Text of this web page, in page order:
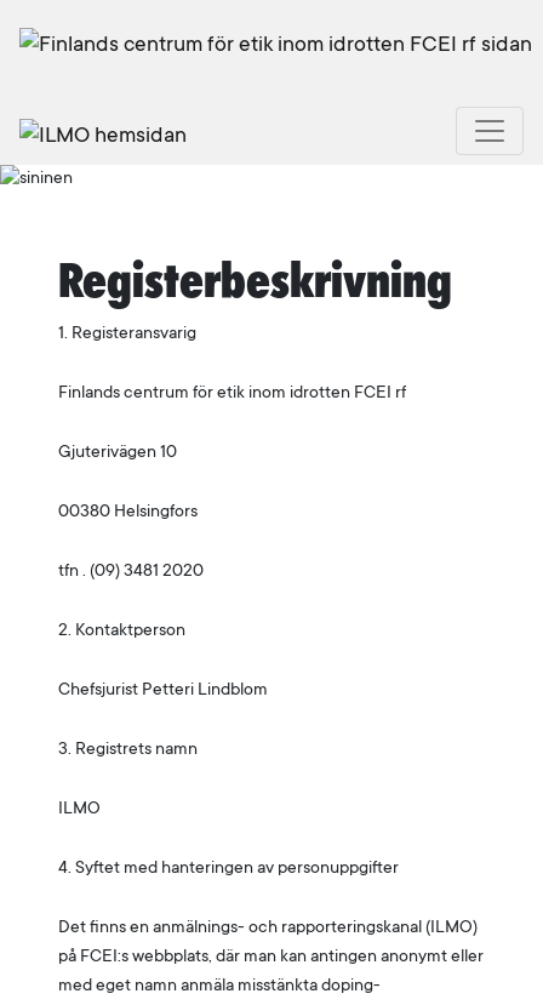
Registerbeskrivning
1. Registeransvarig
Finlands centrum för etik inom idrotten FCEI rf
Gjuterivägen 10
00380 Helsingfors
tfn . (09) 3481 2020
2. Kontaktperson
Chefsjurist Petteri Lindblom
3. Registrets namn
ILMO
4. Syftet med hanteringen av personuppgifter
Det finns en anmälnings- och rapporteringskanal (ILMO)
på FCEI:s webbplats, där man kan antingen anonymt eller
med eget namn anmäla misstänkta doping-